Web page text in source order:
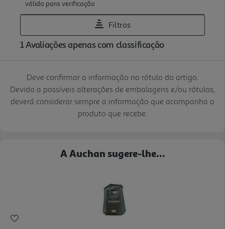
Deve confirmar a informação no rótulo do artigo.
Devido a possíveis alterações de embalagens e/ou rótulos,
deverá considerar sempre a informação que acompanha o
produto que recebe.
A Auchan sugere-lhe...